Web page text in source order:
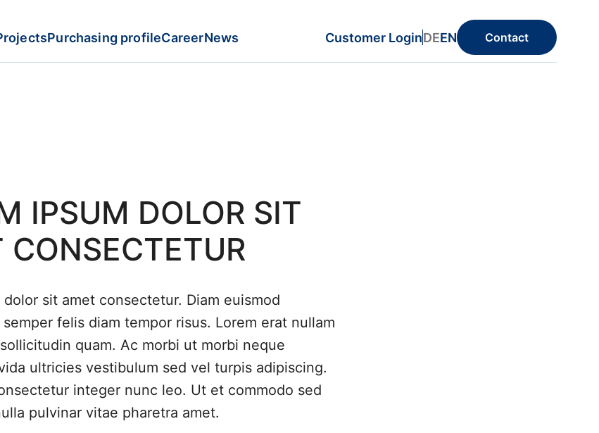
Purchasing profileCareerNews Customer LoginDEEN Contact
IPSUM DOLOR SIT
CONSECTETUR
dolor sit amet consectetur. Diam euismod
felis diam tempor risus. Lorem erat nullam
quam. Ac morbi ut morbi neque
ultricies vestibulum sed vel turpis adipiscing.
integer nunc leo. Ut et commodo sed
pulvinar vitae pharetra amet.